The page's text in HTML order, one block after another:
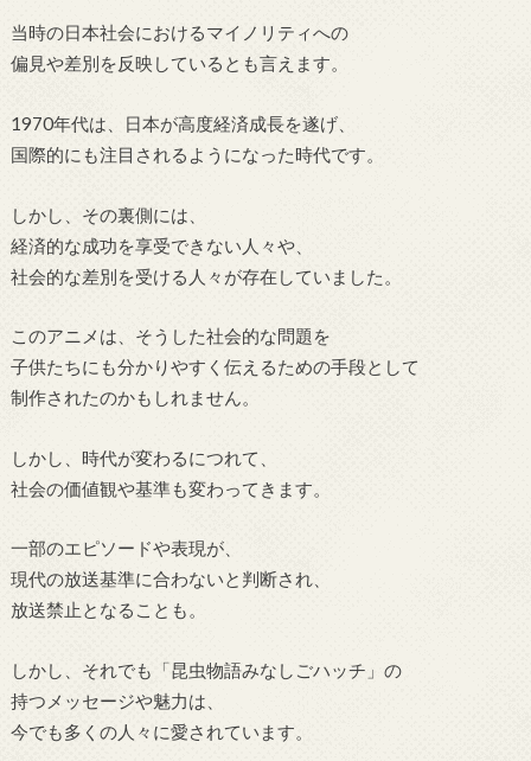
当時の日本社会におけるマイノリティへの
偏見や差別を反映しているとも言えます。
1970年代は、日本が高度経済成長を遂げ、
国際的にも注目されるようになった時代です。
しかし、その裏側には、
経済的な成功を享受できない人々や、
社会的な差別を受ける人々が存在していました。
このアニメは、そうした社会的な問題を
子供たちにも分かりやすく伝えるための手段として
制作されたのかもしれません。
しかし、時代が変わるにつれて、
社会の価値観や基準も変わってきます。
一部のエピソードや表現が、
現代の放送基準に合わないと判断され、
放送禁止となることも。
しかし、それでも「昆虫物語みなしごハッチ」の
持つメッセージや魅力は、
今でも多くの人々に愛されています。